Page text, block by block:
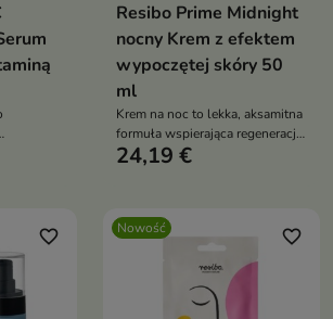
które
Resibo Prime Midnight
nocny Krem z efektem
wypoczętej skóry 50
ml
Krem na noc to lekka, aksamitna
formuła wspierająca regenerację
skóry podczas snu, bez uczucia
ekstraktu z nasion jujuby,
mikroalgi oraz witaminą E
wzmacnia barierę ochronną,
wygładza, nawilża i pomaga
24,19 €
favorite_border Nowość favorite_border